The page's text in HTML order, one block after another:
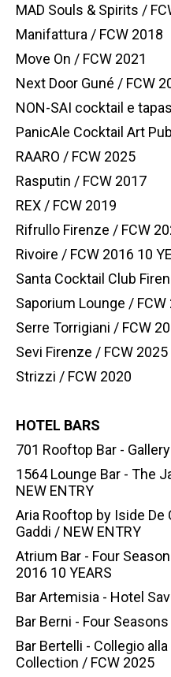
MAD Souls & Spirits /
Manifattura / FCW 2018
Move On / FCW 2021
Next Door Guné / FCW
NON-SAI cocktail e
PanicAle Cocktail Art
RAARO / FCW 2025
Rasputin / FCW 2017
REX / FCW 2019
Rifrullo Firenze / FCW
Rivoire / FCW 2016 10
Santa Cocktail Club
Saporium Lounge / FCW
Serre Torrigiani / FCW
Sevi Firenze / FCW 2025
Strizzi / FCW 2020
HOTEL BARS
701 Rooftop Bar -
1564 Lounge Bar - The
NEW ENTRY
Aria Rooftop by Iside De
Gaddi / NEW ENTRY
Atrium Bar - Four
2016 10 YEARS
Bar Artemisia - Hotel
Bar Berni - Four
Bar Bertelli - Collegio
Collection / FCW 2025